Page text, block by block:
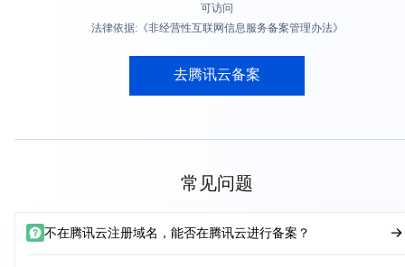
可访问
法律依据:《非经营性互联网信息服务备案管理办法》
去腾讯云备案
常见问题
不在腾讯云注册域名，能否在腾讯云进行备案？